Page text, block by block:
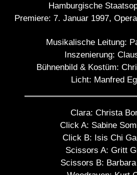
Hamburgische
Premiere: 7. Januar 1997,
Musikalische Leitung:
Inszenierung:
Bühnenbild & Kostüm:
Licht: Manfred
Clara: Christa
Click A: Sabine
Click B: Isis Chi
Scissors A: Gritt
Scissors B: